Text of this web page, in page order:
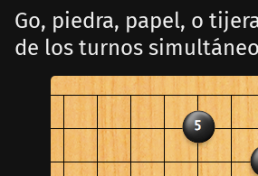
Go, piedra, papel, o
de los turnos